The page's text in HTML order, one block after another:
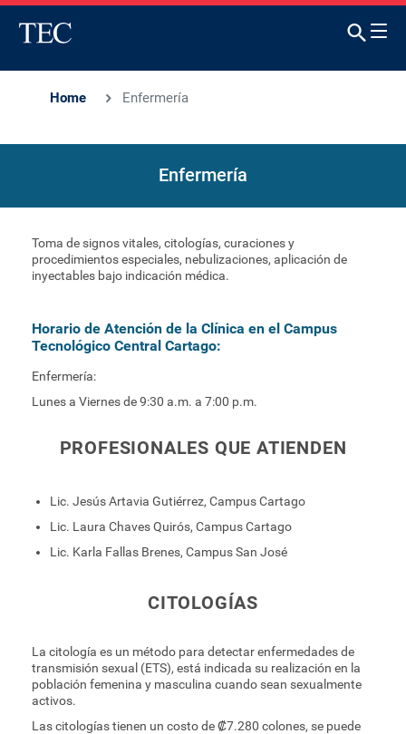
Home Enfermería
Enfermería
Toma de signos vitales, citologías, curaciones y
procedimientos especiales, nebulizaciones, aplicación de
inyectables bajo indicación médica.
Horario de Atención de la Clínica en el Campus
Tecnológico Central Cartago:
Enfermería:
Lunes a Viernes de 9:30 a.m. a 7:00 p.m.
PROFESIONALES QUE ATIENDEN
Lic. Jesús Artavia Gutiérrez, Campus Cartago
Lic. Laura Chaves Quirós, Campus Cartago
Lic. Karla Fallas Brenes, Campus San José
CITOLOGÍAS
La citología es un método para detectar enfermedades de
transmisión sexual (ETS), está indicada su realización en la
población femenina y masculina cuando sean sexualmente
activos.
Las citologías tienen un costo de ₡7.280 colones, se puede